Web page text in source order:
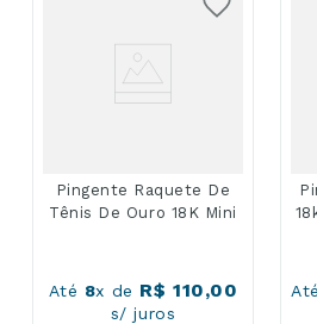
Pingente Raquete De
Tênis De Ouro 18K Mini
Até 8x de R$ 110,00
s/ juros
Até